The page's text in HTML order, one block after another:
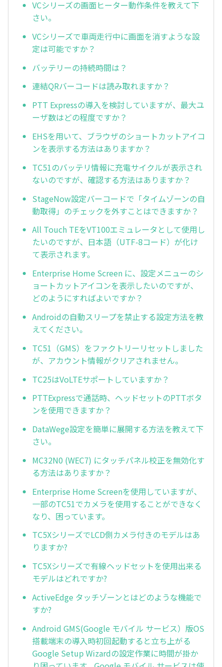
VCシリーズの画面ヒーター動作条件を教えて下
さい。
VCシリーズで車両走行中に画面を消すような設
定は可能ですか？
バッテリーの持続時間は？
連結QRバーコードは読み取れますか？
PTT Expressの導入を検討していますが、最大ユ
ーザ数はどの程度ですか？
EHSを用いて、ブラウザのショートカットアイコ
ンを表示する方法はありますか？
TC51のバッテリ情報に充電サイクルが表示され
ないのですが、確認する方法はありますか？
StageNow設定バーコードで「タイムゾーンの自
動取得」のチェックを外すことはできますか？
All Touch TEをVT100エミュレータとして使用し
たいのですが、日本語（UTF-8コード）が化け
て表示されます。
Enterprise Home Screen に、設定メニューのシ
ョートカットアイコンを表示したいのですが、
どのようにすればよいですか？
Androidの自動スリープを禁止する設定方法を教
えてください。
TC51（GMS）をファクトリーリセットしました
が、アカウント情報がクリアされません。
TC25はVoLTEサポートしていますか？
PTTExpressで通話時、ヘッドセットのPTTボタ
ンを使用できますか？
DataWege設定を簡単に展開する方法を教えて下
さい。
MC32N0 (WEC7) にタッチパネル校正を無効化す
る方法はありますか？
Enterprise Home Screenを使用していますが、
一部のTC51でカメラを使用することができなく
なり、困っています。
TC5XシリーズでLCD側カメラ付きのモデルはあ
りますか?
TC5Xシリーズで有線ヘッドセットを使用出来る
モデルはどれですか?
ActiveEdge タッチゾーンとはどのような機能で
すか?
Android GMS(Google モバイル サービス）版OS
搭載端末の導入時初回起動すると立ち上がる
Google Setup Wizardの設定作業に時間が掛か